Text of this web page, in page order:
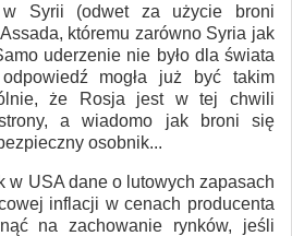
w Syrii (odwet za użycie broni
któremu zarówno Syria jak
uderzenie nie było dla świata
mogła już być takim
że Rosja jest w tej chwili
a wiadomo jak broni się
osobnik...
w USA dane o lutowych zapasach
inflacji w cenach producenta
na zachowanie rynków, jeśli